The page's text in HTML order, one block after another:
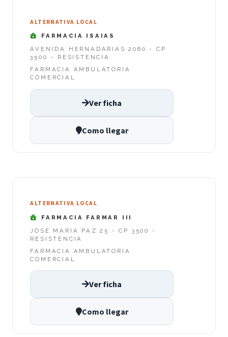
ALTERNATIVA LOCAL
FARMACIA ISAIAS
AVENIDA HERNADARIAS 2060 - CP
3500 - RESISTENCIA
FARMACIA AMBULATORIA
COMERCIAL
Ver ficha
Como llegar
ALTERNATIVA LOCAL
FARMACIA FARMAR III
JOSE MARIA PAZ 25 - CP 3500 -
RESISTENCIA
FARMACIA AMBULATORIA
COMERCIAL
Ver ficha
Como llegar